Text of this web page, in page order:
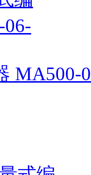
MA500-